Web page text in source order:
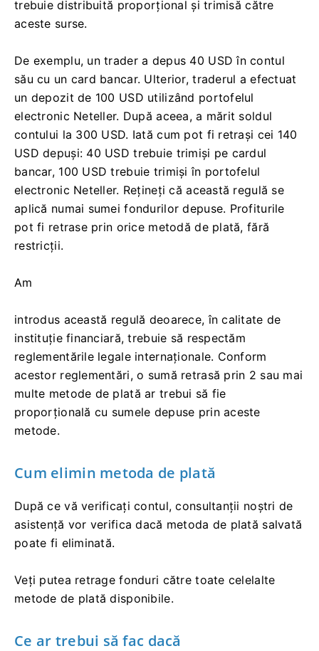
trebuie distribuită proporțional și trimisă către
aceste surse.
De exemplu, un trader a depus 40 USD în contul
său cu un card bancar. Ulterior, traderul a efectuat
un depozit de 100 USD utilizând portofelul
electronic Neteller. După aceea, a mărit soldul
contului la 300 USD. Iată cum pot fi retrași cei 140
USD depuși: 40 USD trebuie trimiși pe cardul
bancar, 100 USD trebuie trimiși în portofelul
electronic Neteller. Rețineți că această regulă se
aplică numai sumei fondurilor depuse. Profiturile
pot fi retrase prin orice metodă de plată, fără
restricții.
Am
introdus această regulă deoarece, în calitate de
instituție financiară, trebuie să respectăm
reglementările legale internaționale. Conform
acestor reglementări, o sumă retrasă prin 2 sau mai
multe metode de plată ar trebui să fie
proporțională cu sumele depuse prin aceste
metode.
Cum elimin metoda de plată
După ce vă verificați contul, consultanții noștri de
asistență vor verifica dacă metoda de plată salvată
poate fi eliminată.
Veți putea retrage fonduri către toate celelalte
metode de plată disponibile.
Ce ar trebui să fac dacă